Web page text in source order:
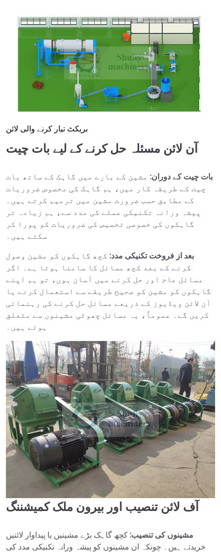
بریکٹ تیار کرنے والی لائن
آن لائن مسئلہ حل کرنے کے لیے بات چیت
بات چیت کے دوران: مشین کے بارے میں گاہک کے ساتھ بات
چیت کے طریقہ کار میں، ہم گاہک کی مخصوص ضروریات
کے مطابق حسب ضرورت مشین میں ترمیم کرتے ہیں۔
پیشہ ورانہ تکنیکی عملے کی مدد سے، ہم زیادہ تر
گاہکوں کی خصوصی تخصیص کی ضروریات کو پورا کر
سکتے ہیں۔
بعد از فروخت تکنیکی مدد: کچھ گاہکوں کو مشین وصول
کرنے کے بعد کچھ مسائل کا سامنا ہوتا ہے۔ اگر
مسائل عام اور حل کرنے میں آسان ہوں، تو ہم اپنے
گاہکوں کو مشین کو صحیح طریقے سے استعمال کرنے یا
آن لائن ویڈیوز کے ذریعے مسائل حل کرنے کی رہنمائی
کریں گے۔ عموماً، یہ مسائل چھوٹی مشینوں سے متعلق
ہوتے ہیں۔
آف لائن تنصیب اور بیرون ملک کمیشننگ
مشینوں کی تنصیب:کچھ گاہک بڑے مشینیں یا پیداوار لائنیں
خریدتے ہیں۔ چونکہ ان مشینوں کو پیشہ ورانہ تکنیکی مدد کی